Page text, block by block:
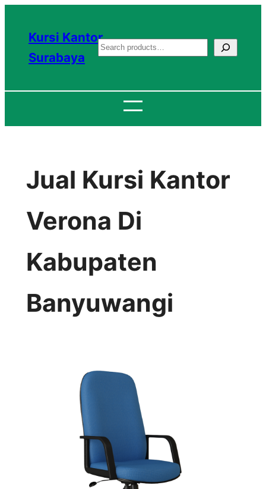
konten
Kursi Kantor
Surabaya
S
a
c
Jual Kursi Kantor
Verona Di
Kabupaten
Banyuwangi